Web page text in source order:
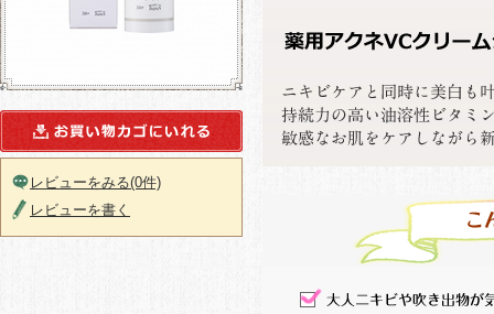
レビューをみる(0件)
レビューを書く